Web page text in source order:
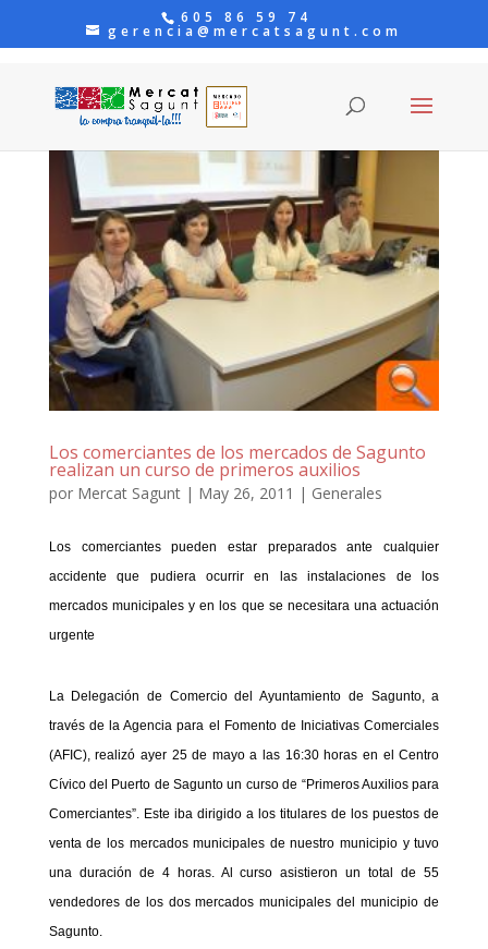
605 86 59 74
gerencia@mercatsagunt.com
Los comerciantes de los mercados de Sagunto
realizan un curso de primeros auxilios
por Mercat Sagunt| May 26, 2011 | Generales
Los comerciantes pueden estar preparados ante cualquier
accidente que pudiera ocurrir en las instalaciones de los
mercados municipales y en los que se necesitara una actuación
urgente
La Delegación de Comercio del Ayuntamiento de Sagunto, a
través de la Agencia para el Fomento de Iniciativas Comerciales
(AFIC), realizó ayer 25 de mayo a las 16:30 horas en el Centro
Cívico del Puerto de Sagunto un curso de “Primeros Auxilios para
Comerciantes”. Este iba dirigido a los titulares de los puestos de
venta de los mercados municipales de nuestro municipio y tuvo
una duración de 4 horas. Al curso asistieron un total de 55
vendedores de los dos mercados municipales del municipio de
Sagunto.